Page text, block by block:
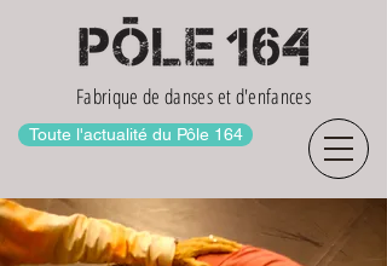
Fabrique de danses et d'enfances
Toute l'actualité du Pôle 164